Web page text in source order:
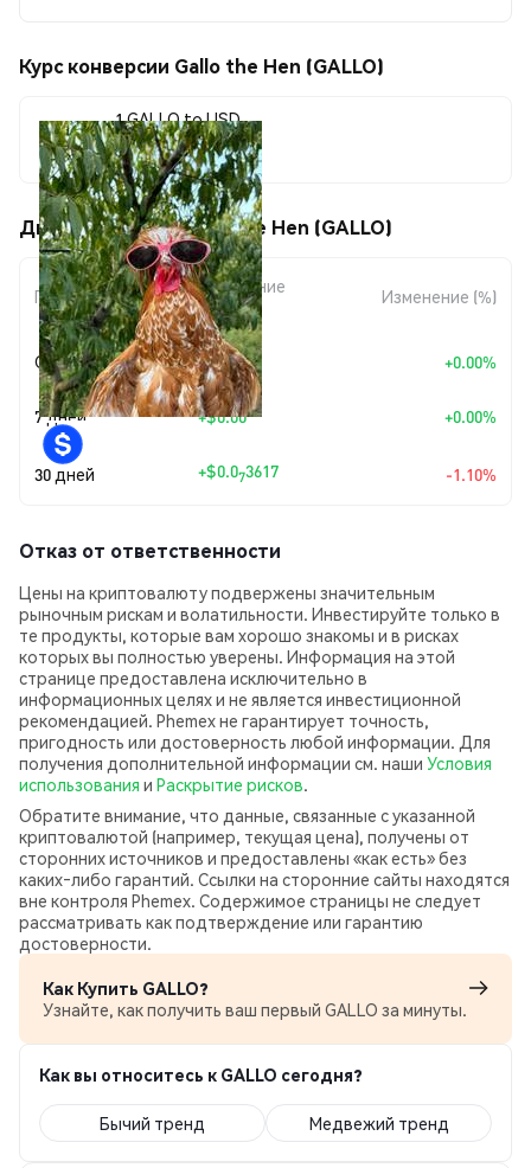
Курс конверсии Gallo the Hen (GALLO)
1 GALLO to USD
$0.00000324
Движения цены Gallo the Hen (GALLO)
Период
Изменение
суммы
Изменение (%)
Сегодня +$0.00 +0.00%
7 дней +$0.00 +0.00%
30 дней +$0.073617 -1.10%
Отказ от ответственности
Цены на криптовалюту подвержены значительным
рыночным рискам и волатильности. Инвестируйте только в
те продукты, которые вам хорошо знакомы и в рисках
которых вы полностью уверены. Информация на этой
странице предоставлена исключительно в
информационных целях и не является инвестиционной
рекомендацией. Phemex не гарантирует точность,
пригодность или достоверность любой информации. Для
получения дополнительной информации см. наши Условия
использования и Раскрытие рисков.
Обратите внимание, что данные, связанные с указанной
криптовалютой (например, текущая цена), получены от
сторонних источников и предоставлены «как есть» без
каких‑либо гарантий. Ссылки на сторонние сайты находятся
вне контроля Phemex. Содержимое страницы не следует
рассматривать как подтверждение или гарантию
достоверности.
Как Купить GALLO?
Узнайте, как получить ваш первый GALLO за минуты.
Как вы относитесь к GALLO сегодня?
Бычий тренд Медвежий тренд